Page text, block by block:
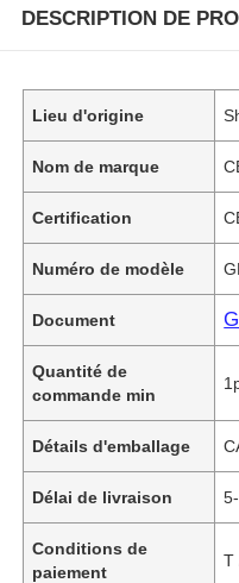
DESCRIPTION DE
Lieu d'origine
Nom de marque
Certification
Numéro de modèle
Document
Quantité de
commande min
Détails d'emballage
Délai de livraison
Conditions de
paiement
T